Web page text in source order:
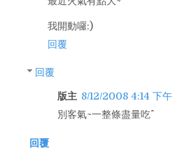
我開動囉:)
回覆
回覆
版主 8/12/2008 4:14 下午
別客氣~一整條盡量吃^^
回覆